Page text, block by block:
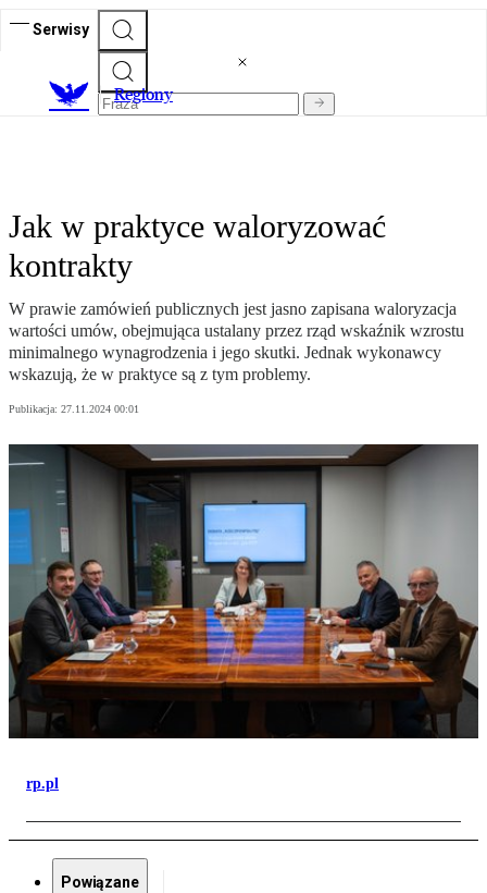
Serwisy
Regiony
Jak w praktyce waloryzować
kontrakty
W prawie zamówień publicznych jest jasno zapisana waloryzacja
wartości umów, obejmująca ustalany przez rząd wskaźnik wzrostu
minimalnego wynagrodzenia i jego skutki. Jednak wykonawcy
wskazują, że w praktyce są z tym problemy.
Publikacja: 27.11.2024 00:01
rp.pl
Powiązane